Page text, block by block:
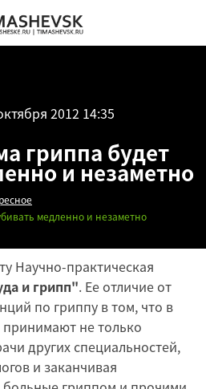
2012 14:35
гриппа будет
и незаметно
медленно и незаметно
Научно-практическая
и грипп". Ее отличие от
по гриппу в том, что в
принимают не только
других специальностей,
и заканчивая